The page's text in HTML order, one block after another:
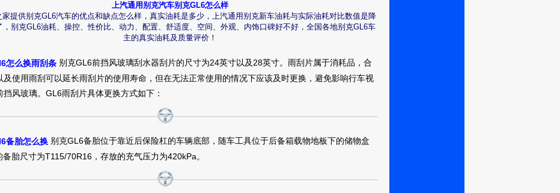
倒哎
真实油耗：6.8L/100km，看别克这款车当时还看了途安，杰德，这两款车只是途安这款觉
得价格更贵，且优惠没有这么大，但是空间也比GL6小，杰德就是底盘太低了所以就没有考
虑！别克GL6这款车比较强大了可以用手机控制车辆，可以打火，开空调，开窗这些还真人
别克GL62018款 18T 精英版 6座怎么样
真实油耗：油耗的话是7L油。家用车，因为一家老小都在车里，当然是考虑安全，还有油
耗，油耗低实用。其实别克车开到这个油耗我已经是很满意了。，
用，出门旅游，或者代步都可以。一部车全搞定。油耗也不高。买GL6就是看中了实用性。
户
别克GL62019款 18T 互联豪华版 6座 国V怎么样
才8.6，中控的配置蛮高，智能胎压系统、固特异轮胎、后排空调出风口、等等配置，都是
上汽通用别克汽车别克GL6怎么样
家提供别克GL6汽车的优点和缺点怎么样，真实油耗是多少，上汽通用别克新车油耗与实际油耗对比数值是降
，别克GL6油耗、操控、性价比、动力、配置、舒适度、空间、外观、内饰口碑好不好，全国各地别克GL6车
主的真实油耗及质量评价！
怎么换雨刮条别克GL6前挡风玻璃刮水器刮片的尺寸为24英寸以及28英寸。雨刮片属于消耗品，合
及使用雨刮可以延长雨刮片的使用寿命，但在无法正常使用的情况下应该及时更换，避免影响行车视
挡风玻璃。GL6雨刮片具体更换方式如下：
备胎怎么换别克GL6备胎位于靠近后保险杠的车辆底部，随车工具位于后备箱载物地板下的储物盒
备胎尺寸为T115/70R16，存放的充气压力为420kPa。